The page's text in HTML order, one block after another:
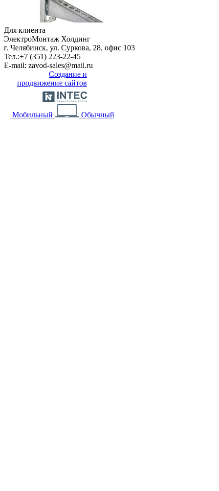
Для клиента
ЭлектроМонтаж Холдинг
г. Челябинск, ул. Суркова, 28, офис 103
Тел.:+7 (351) 223-22-45
E-mail: zavod-sales@mail.ru
Создание и
продвижение сайтов
Мобильный Обычный